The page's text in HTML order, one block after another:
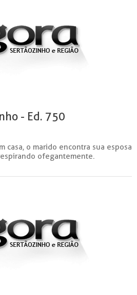
- Ed. 750
casa, o marido encontra sua esposa
ofegantemente.